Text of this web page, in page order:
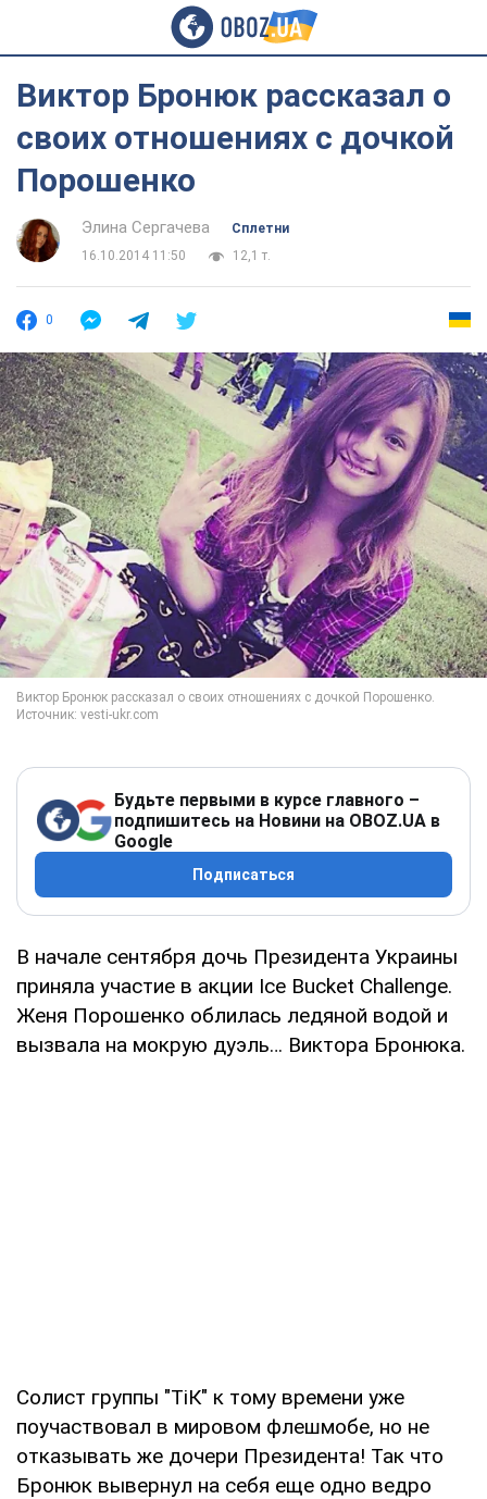
Виктор Бронюк рассказал о
своих отношениях с дочкой
Порошенко
Элина Сергачева
Сплетни
16.10.2014 11:50
12,1 т.
0
Будьте первыми в курсе главного –
подпишитесь на Новини на OBOZ.UA в
Google
Подписаться
В начале сентября дочь Президента Украины
приняла участие в акции Ice Bucket Challenge.
Женя Порошенко облилась ледяной водой и
вызвала на мокрую дуэль… Виктора Бронюка.
Солист группы "ТіК" к тому времени уже
поучаствовал в мировом флешмобе, но не
отказывать же дочери Президента! Так что
Бронюк вывернул на себя еще одно ведро